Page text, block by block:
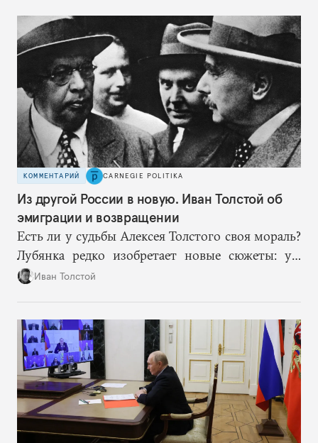
сериям ограничений и перекрывая вскрывшиеся
в процессе лазейки.
КОММЕНТАРИЙ CARNEGIE POLITIKA
Из другой России в новую. Иван Толстой об
эмиграции и возвращении
Есть ли у судьбы Алексея Толстого своя мораль?
Лубянка редко изобретает новые сюжеты: уж
больно хорошо срабатывают старые.
Иван Толстой